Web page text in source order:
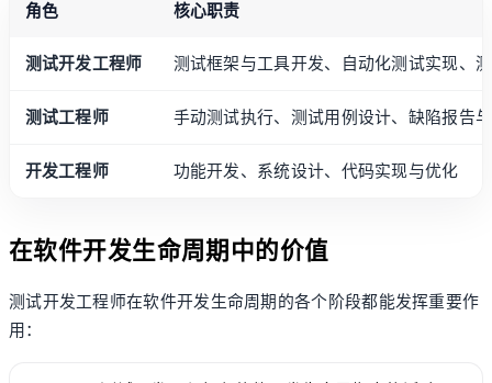
角色 核心职责
测试开发工程师 测试框架与工具开发、自动化测试实现、
测试工程师 手动测试执行、测试用例设计、缺陷报告
开发工程师 功能开发、系统设计、代码实现与优化
在软件开发生命周期中的价值
测试开发工程师在软件开发生命周期的各个阶段都能发挥重要作
用：